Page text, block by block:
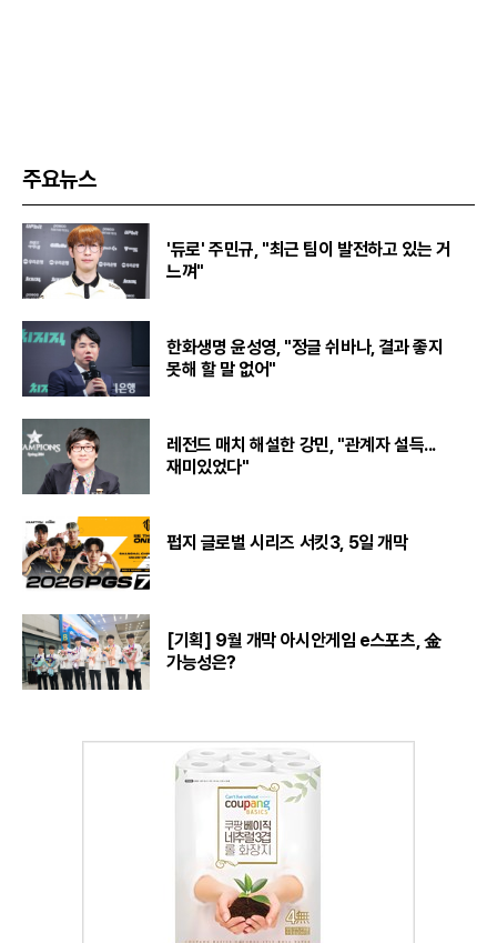
주요뉴스
'듀로' 주민규, "최근 팀이 발전하고 있는 거
느껴"
한화생명 윤성영, "정글 쉬바나, 결과 좋지
못해 할 말 없어"
레전드 매치 해설한 강민, "관계자 설득...
재미있었다"
펍지 글로벌 시리즈 서킷3, 5일 개막
[기획] 9월 개막 아시안게임 e스포츠, 金
가능성은?